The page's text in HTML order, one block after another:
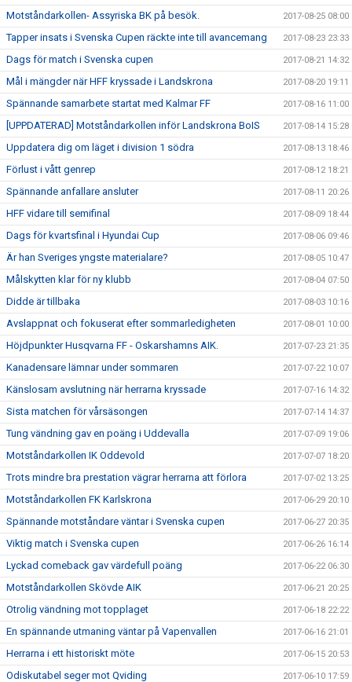
Motståndarkollen- Assyriska BK på besök. 2017-08-25 08:00
Tapper insats i Svenska Cupen räckte inte till avancemang 2017-08-23 23:33
Dags för match i Svenska cupen 2017-08-21 14:32
Mål i mängder när HFF kryssade i Landskrona 2017-08-20 19:11
Spännande samarbete startat med Kalmar FF 2017-08-16 11:00
[UPPDATERAD] Motståndarkollen inför Landskrona BoIS 2017-08-14 15:28
Uppdatera dig om läget i division 1 södra 2017-08-13 18:46
Förlust i vått genrep 2017-08-12 18:21
Spännande anfallare ansluter 2017-08-11 20:26
HFF vidare till semifinal 2017-08-09 18:44
Dags för kvartsfinal i Hyundai Cup 2017-08-06 09:46
Är han Sveriges yngste materialare? 2017-08-05 10:47
Målskytten klar för ny klubb 2017-08-04 07:50
Didde är tillbaka 2017-08-03 10:16
Avslappnat och fokuserat efter sommarledigheten 2017-08-01 10:00
Höjdpunkter Husqvarna FF - Oskarshamns AIK. 2017-07-23 21:35
Kanadensare lämnar under sommaren 2017-07-22 10:07
Känslosam avslutning när herrarna kryssade 2017-07-16 14:32
Sista matchen för vårsäsongen 2017-07-14 14:37
Tung vändning gav en poäng i Uddevalla 2017-07-09 19:06
Motståndarkollen IK Oddevold 2017-07-07 18:20
Trots mindre bra prestation vägrar herrarna att förlora 2017-07-02 13:25
Motståndarkollen FK Karlskrona 2017-06-29 20:10
Spännande motståndare väntar i Svenska cupen 2017-06-27 20:35
Viktig match i Svenska cupen 2017-06-26 16:14
Lyckad comeback gav värdefull poäng 2017-06-22 06:30
Motståndarkollen Skövde AIK 2017-06-21 20:25
Otrolig vändning mot topplaget 2017-06-18 22:22
En spännande utmaning väntar på Vapenvallen 2017-06-16 21:01
Herrarna i ett historiskt möte 2017-06-15 20:53
Odiskutabel seger mot Qviding 2017-06-10 17:59